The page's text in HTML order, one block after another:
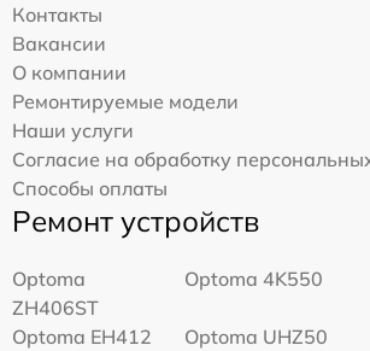
Контакты
Вакансии
О компании
Ремонтируемые модели
Наши услуги
Согласие на обработку
Способы оплаты
Ремонт устройств
Optoma
ZH406ST
Optoma 4K550
Optoma EH412
Optoma UHZ50